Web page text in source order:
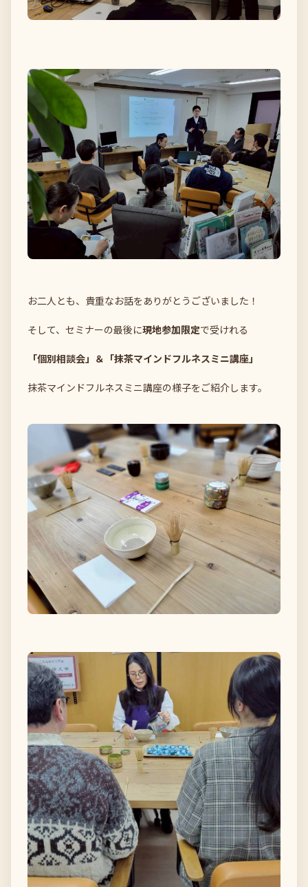
お二人とも、貴重なお話をありがとうございました！
そして、セミナーの最後に現地参加限定で受けれる
「個別相談会」＆「抹茶マインドフルネスミニ講座」
抹茶マインドフルネスミニ講座の様子をご紹介します。